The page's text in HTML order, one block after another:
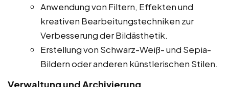
Anwendung von Filtern, Effekten und
kreativen Bearbeitungstechniken zur
Verbesserung der Bildästhetik.
Erstellung von Schwarz-Weiß- und Sepia-
Bildern oder anderen künstlerischen Stilen.
Verwaltung und Archivierung